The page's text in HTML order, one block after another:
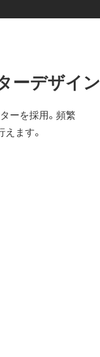
ーデザイン
ーを採用。頻繁
ます。